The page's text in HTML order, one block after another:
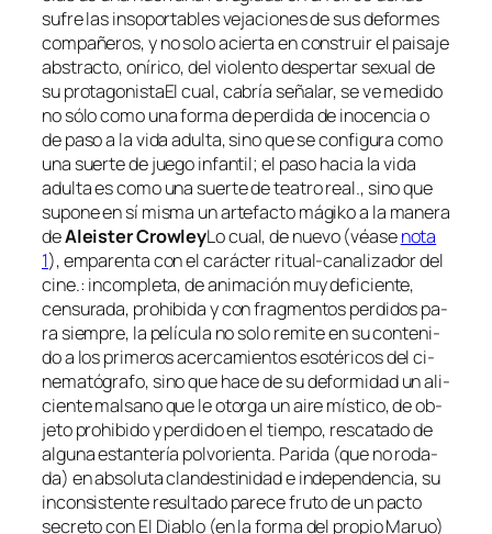
su­fre las in­so­por­ta­bles ve­ja­cio­nes de sus de­for­mes
com­pa­ñe­ros, y no so­lo acier­ta en cons­truir el pai­sa­je
abs­trac­to, oní­ri­co, del vio­len­to des­per­tar se­xual de
su pro­ta­go­nis­taEl cual, ca­bría se­ña­lar, se ve me­di­do
no só­lo co­mo una for­ma de per­di­da de ino­cen­cia o
de pa­so a la vi­da adul­ta, sino que se con­fi­gu­ra co­mo
una suer­te de jue­go in­fan­til; el pa­so ha­cia la vi­da
adul­ta es co­mo una suer­te de tea­troreal., sino que
su­po­ne en sí mis­ma un ar­te­fac­to má­gi­ko a la ma­ne­ra
deAleister CrowleyLo cual, de nue­vo (véa­seno­ta
1), em­pa­ren­ta con el ca­rác­ter ritual-canalizador del
ci­ne.: in­com­ple­ta, de ani­ma­ción muy de­fi­cien­te,
cen­su­ra­da, prohi­bi­da y con frag­men­tos per­di­dos pa­
ra siem­pre, la pe­lí­cu­la no so­lo re­mi­te en su con­te­ni­
do a los pri­me­ros acer­ca­mien­tos eso­té­ri­cos del ci­
ne­ma­tó­gra­fo, sino que ha­ce de su de­for­mi­dad un ali­
cien­te mal­sano que le otor­ga un ai­re mís­ti­co, de ob­
je­to prohi­bi­do y per­di­do en el tiem­po, res­ca­ta­do de
al­gu­na es­tan­te­ría pol­vo­rien­ta. Parida (que no ro­da­
da) en ab­so­lu­ta clan­des­ti­ni­dad e in­de­pen­den­cia, su
in­con­sis­ten­te re­sul­ta­do pa­re­ce fru­to de un pac­to
se­cre­to conEl Diablo(en la for­ma del pro­pio Maruo)